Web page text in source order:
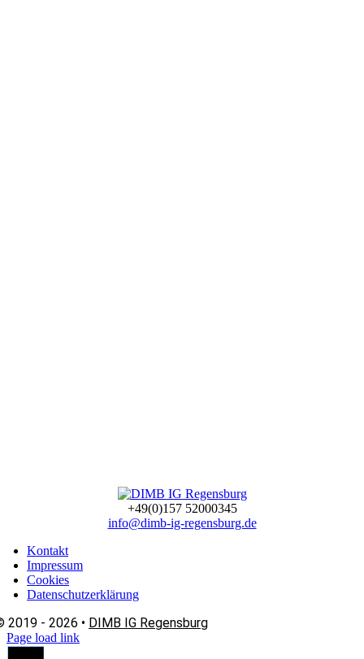
+49(0)157 52000345
info@dimb-ig-regensburg.de
Kontakt
Impressum
Cookies
Datenschutzerklärung
2019 - 2026 • DIMB IG Regensburg
Page load link
Nach